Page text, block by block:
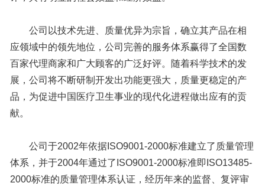
公司以技术先进、质量优异为宗旨，确立其产品在相
应领域中的领先地位，公司完善的服务体系赢得了全国数
百家代理商家和广大顾客的广泛好评。随着科学技术的发
展，公司将不断研制开发出功能更强大，质量更稳定的产
品，为促进中国医疗卫生事业的现代化进程做出应有的贡
献。
公司于2002年依据ISO9001-2000标准建立了质量管理
体系，并于2004年通过了ISO9001-2000标准即ISO13485-
2000标准的质量管理体系认证，经历年来的监督、复评审